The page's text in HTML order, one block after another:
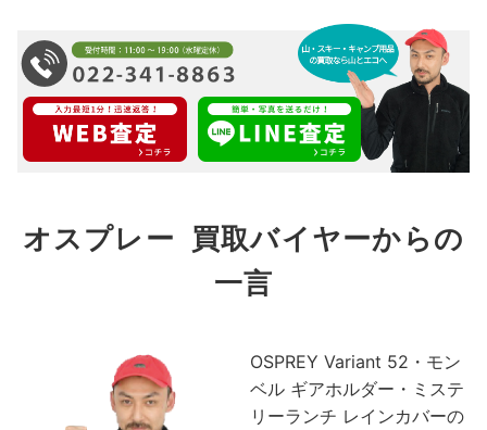
オスプレー 買取バイヤーからの
一言
OSPREY Variant 52・モン
ベル ギアホルダー・ミステ
リーランチ レインカバーの